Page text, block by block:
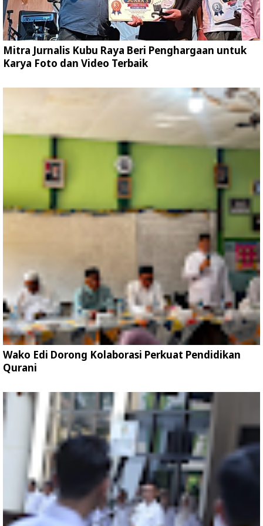
Mitra Jurnalis Kubu Raya Beri Penghargaan untuk
Karya Foto dan Video Terbaik
Wako Edi Dorong Kolaborasi Perkuat Pendidikan
Qurani